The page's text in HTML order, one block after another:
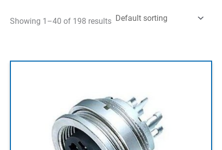
Showing 1–40 of 198 results